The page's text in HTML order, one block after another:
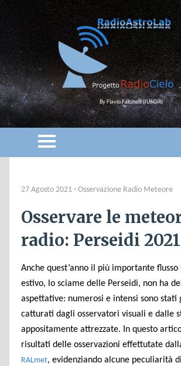
By Flavio Falcinelli (IU6GIR)
27 Agosto 2021 - Osservazione Radio Meteore
Osservare le
radio: Perseidi 2021
Anche quest’anno il più importante
estivo, lo sciame delle Perseidi, non ha
aspettative: numerosi e intensi sono stati
catturati dagli osservatori visuali e dalle
appositamente attrezzate. In questo
risultati delle osservazioni effettutate
RALmet, evidenziando alcune peculiarità